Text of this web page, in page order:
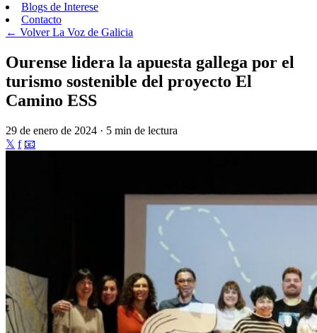
Blogs de Interese
Contacto
← VolverLa Voz de Galicia
Ourense lidera la apuesta gallega por el
turismo sostenible del proyecto El
Camino ESS
29 de enero de 2024 · 5 min de lectura
𝕏 f 📧